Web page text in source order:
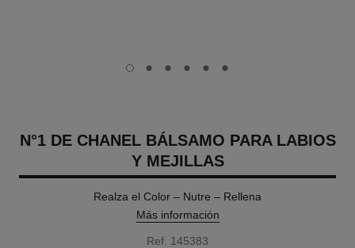
carousel dot
carousel dot
carousel dot
carousel dot
carousel dot
carousel dot
N°1 DE CHANEL BÁLSAMO PARA LABIOS
Y MEJILLAS
Realza el Color – Nutre – Rellena
Más información
Ref. 145383